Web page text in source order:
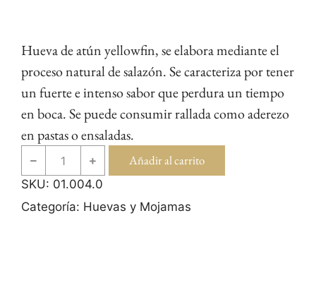
Hueva de atún yellowfin, se elabora mediante el
proceso natural de salazón. Se caracteriza por tener
un fuerte e intenso sabor que perdura un tiempo
en boca. Se puede consumir rallada como aderezo
en pastas o ensaladas.
Añadir al carrito
SKU: 01.004.0
Categoría: Huevas y Mojamas